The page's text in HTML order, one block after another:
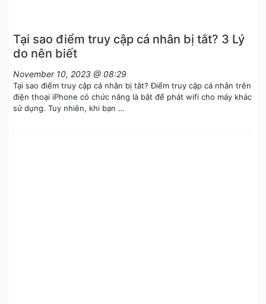
Tại sao điểm truy cập cá nhân bị tắt? 3 Lý
do nên biết
November 10, 2023 @ 08:29
Tại sao điểm truy cập cá nhân bị tắt? Điểm truy cập cá nhân trên
điện thoại iPhone có chức năng là bật để phát wifi cho máy khác
sử dụng. Tuy nhiên, khi bạn …